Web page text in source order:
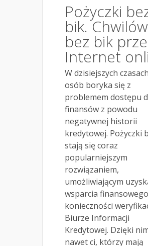
Pożyczki
bik.
bez bik
Internet
W dzisiejszych
osób boryka się z
problemem dostępu
finansów z powodu
negatywnej historii
kredytowej. Pożyczki
stają się coraz
popularniejszym
rozwiązaniem,
umożliwiającym
wsparcia
konieczności
Biurze Informacji
Kredytowej. Dzięki
nawet ci, którzy mają